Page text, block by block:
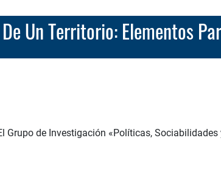
Un Territorio: Elementos
Grupo de Investigación «Políticas,